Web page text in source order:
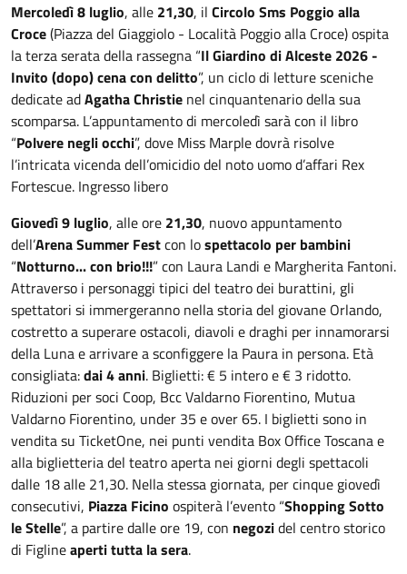
Mercoledì 8 luglio, alle 21,30, il Circolo Sms Poggio alla
Croce(Piazza del Giaggiolo - Località Poggio alla Croce) ospita
la terza serata della rassegna “Il Giardino di Alceste 2026 -
Invito (dopo) cena con delitto”, un ciclo di letture sceniche
dedicate adAgatha Christie nel cinquantenario della sua
scomparsa. L’appuntamento di mercoledì sarà con il libro
“Polvere negli occhi”, dove Miss Marple dovrà risolve
l’intricata vicenda dell’omicidio del noto uomo d’affari Rex
Fortescue. Ingresso libero
Giovedì 9 luglio, alle ore 21,30, nuovo appuntamento
dell’Arena Summer Festcon lospettacolo per bambini
“Notturno... con brio!!!” con Laura Landi e Margherita Fantoni.
Attraverso i personaggi tipici del teatro dei burattini, gli
spettatori si immergeranno nella storia del giovane Orlando,
costretto a superare ostacoli, diavoli e draghi per innamorarsi
della Luna e arrivare a sconfiggere la Paura in persona. Età
consigliata:dai 4 anni. Biglietti: € 5 intero e € 3 ridotto.
Riduzioni per soci Coop, Bcc Valdarno Fiorentino, Mutua
Valdarno Fiorentino, under 35 e over 65. I biglietti sono in
vendita su TicketOne, nei punti vendita Box Office Toscana e
alla biglietteria del teatro aperta nei giorni degli spettacoli
dalle 18 alle 21,30. Nella stessa giornata, per cinque giovedì
consecutivi, Piazza Ficino ospiterà l’evento “Shopping Sotto
le Stelle”, a partire dalle ore 19, con negozidel centro storico
di Figlineaperti tutta la sera.